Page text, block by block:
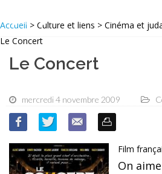
Accueil > Culture et liens > Cinéma et
Le Concert
Le Concert
mercredi 4 novembre 2009
Film
On